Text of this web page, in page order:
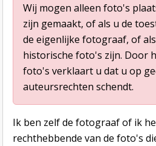
Wij mogen alleen foto's
zijn gemaakt, of als u de
de eigenlijke fotograaf, of
historische foto's zijn. Door
foto's verklaart u dat u op
auteursrechten schendt.
Ik ben zelf de fotograaf of ik
rechthebbende van de foto's